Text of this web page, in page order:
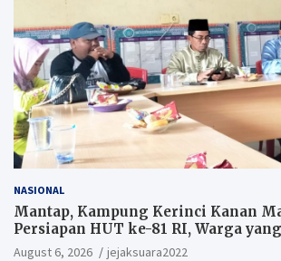
NASIONAL
Mantap, Kampung Kerinci Kanan
Persiapan HUT ke-81 RI, Warga
Berkesempatan Raih Hadiah
August 6, 2026 jejaksuara2022